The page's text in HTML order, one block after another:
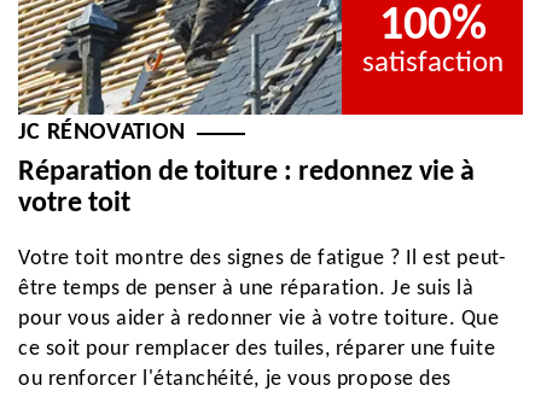
100%
satisfaction
JC RÉNOVATION
Réparation de toiture : redonnez vie à
votre toit
Votre toit montre des signes de fatigue ? Il est peut-
être temps de penser à une réparation. Je suis là
pour vous aider à redonner vie à votre toiture. Que
ce soit pour remplacer des tuiles, réparer une fuite
ou renforcer l'étanchéité, je vous propose des